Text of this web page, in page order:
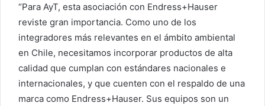
“Para AyT, esta asociación con Endress+Hauser
reviste gran importancia. Como uno de los
integradores más relevantes en el ámbito ambiental
en Chile, necesitamos incorporar productos de alta
calidad que cumplan con estándares nacionales e
internacionales, y que cuenten con el respaldo de una
marca como Endress+Hauser. Sus equipos son un